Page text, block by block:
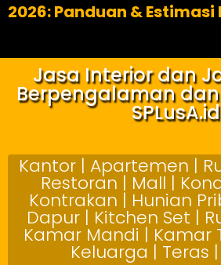
2026: Panduan & Estimasi
Jasa Interior dan
Berpengalaman
SPLusA.id
Kantor | Apartemen |
Restoran | Mall |
Kontrakan | Hunian
Dapur | Kitchen Set |
Kamar Mandi | Kamar
Keluarga | Teras